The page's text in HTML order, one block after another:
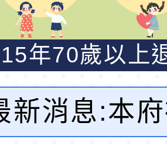
(修訂版)與學
片
中市政府政風
手牽手，綠能
畫影片
年70歲以上
講座「吃得安
請退休同仁踴
罩教學專業論
中的好老師：
性
部「淨零綠領
部桃園區農業
新消息:本